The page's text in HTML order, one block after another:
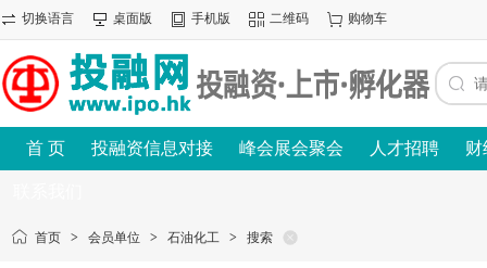
切换语言 桌面版 手机版 二维码 购物车
首 页 投融资信息对接 峰会展会聚会 人才招聘 财
首页 > 会员单位 > 石油化工 > 搜索